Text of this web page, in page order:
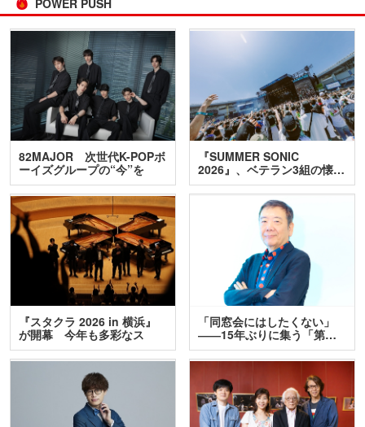
POWER PUSH
82MAJOR 次世代K-POPボ
ーイズグループの“今”を
訊…
『SUMMER SONIC
2026』、ベテラン3組の懐…
『スタクラ 2026 in 横浜』
が開幕 今年も多彩なス
テ…
「同窓会にはしたくない」
――15年ぶりに集う「第…